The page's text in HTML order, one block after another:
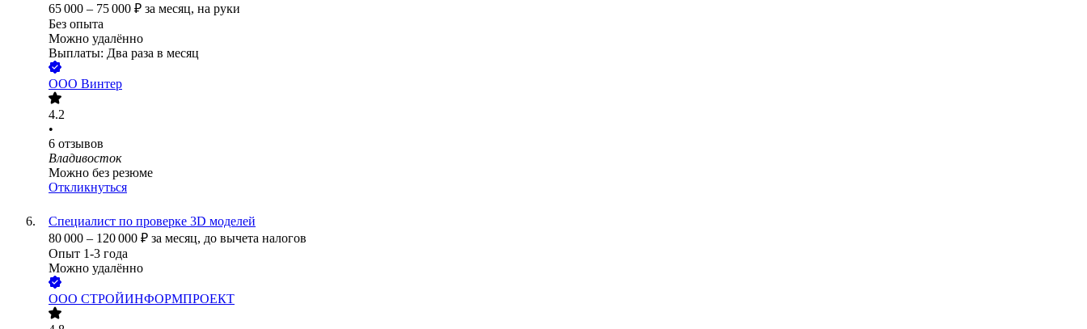
65 000 – 75 000 ₽ за месяц, на руки
Без опыта
Можно удалённо
Выплаты: Два раза в месяц
ООО Винтер
4.2
•
6 отзывов
Владивосток
Можно без резюме
Откликнуться
Специалист по проверке 3D моделей
80 000 – 120 000 ₽ за месяц, до вычета налогов
Опыт 1-3 года
Можно удалённо
ООО СТРОЙИНФОРМПРОЕКТ